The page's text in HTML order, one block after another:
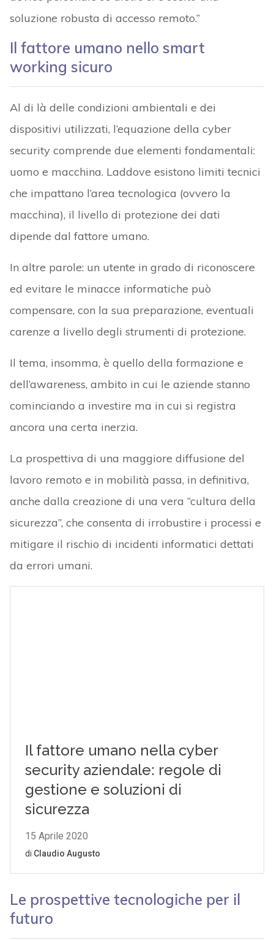
soluzione robusta di accesso remoto.”
Il fattore umano nello smart
working sicuro
Al di là delle condizioni ambientali e dei
dispositivi utilizzati, l’equazione della cyber
security comprende due elementi fondamentali:
uomo e macchina. Laddove esistono limiti tecnici
che impattano l’area tecnologica (ovvero la
macchina), il livello di protezione dei dati
dipende dal fattore umano.
In altre parole: un utente in grado di riconoscere
ed evitare le minacce informatiche può
compensare, con la sua preparazione, eventuali
carenze a livello degli strumenti di protezione.
Il tema, insomma, è quello della formazione e
dell’awareness, ambito in cui le aziende stanno
cominciando a investire ma in cui si registra
ancora una certa inerzia.
La prospettiva di una maggiore diffusione del
lavoro remoto e in mobilità passa, in definitiva,
anche dalla creazione di una vera “cultura della
sicurezza”, che consenta di irrobustire i processi e
mitigare il rischio di incidenti informatici dettati
da errori umani.
Le prospettive tecnologiche per il
futuro